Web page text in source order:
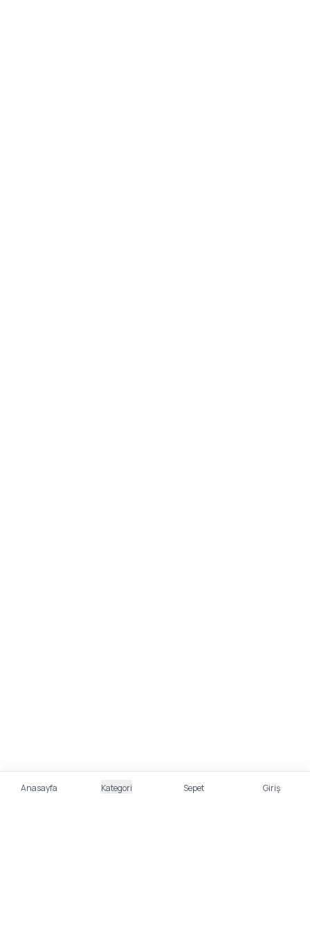
Anasayfa Kategori Sepet Giriş